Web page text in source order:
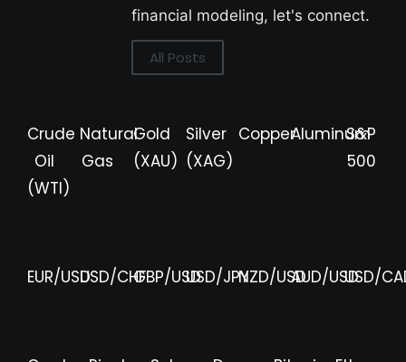
financial modeling, let's connect.
All Posts
Crude
Oil
(WTI)
Natural
Gas
Gold
(XAU)
Silver
(XAG)
CopperAluminum
S&P
500
EUR/USDUSD/CHFGBP/USDUSD/JPYNZD/USDAUD/USDUSD/